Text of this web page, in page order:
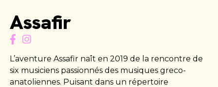
Assafir
L’aventure Assafir naît en 2019 de la rencontre de
six musiciens passionnés des musiques greco-
anatoliennes. Puisant dans un répertoire